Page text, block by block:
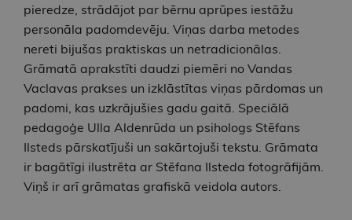
pieredze, strādājot par bērnu aprūpes iestāžu
personāla padomdevēju. Viņas darba metodes
nereti bijušas praktiskas un netradicionālas.
Grāmatā aprakstīti daudzi piemēri no Vandas
Vaclavas prakses un izklāstītas viņas pārdomas un
padomi, kas uzkrājušies gadu gaitā. Speciālā
pedagoģe Ulla Aldenrūda un psihologs Stēfans
Ilsteds pārskatījuši un sakārtojuši tekstu. Grāmata
ir bagātīgi ilustrēta ar Stēfana Ilsteda fotogrāfijām.
Viņš ir arī grāmatas grafiskā veidola autors.